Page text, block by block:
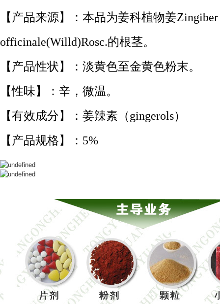
【产品来源】：本品为姜科植物姜Zingiber
officinale(Willd)Rosc.的根茎。
【产品性状】：淡黄色至金黄色粉末。
【性味】：辛，微温。
【有效成分】：姜辣素（gingerols）
【产品规格】：5%